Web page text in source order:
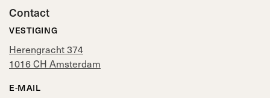
Contact
VESTIGING
Herengracht 374
1016 CH Amsterdam
E-MAIL